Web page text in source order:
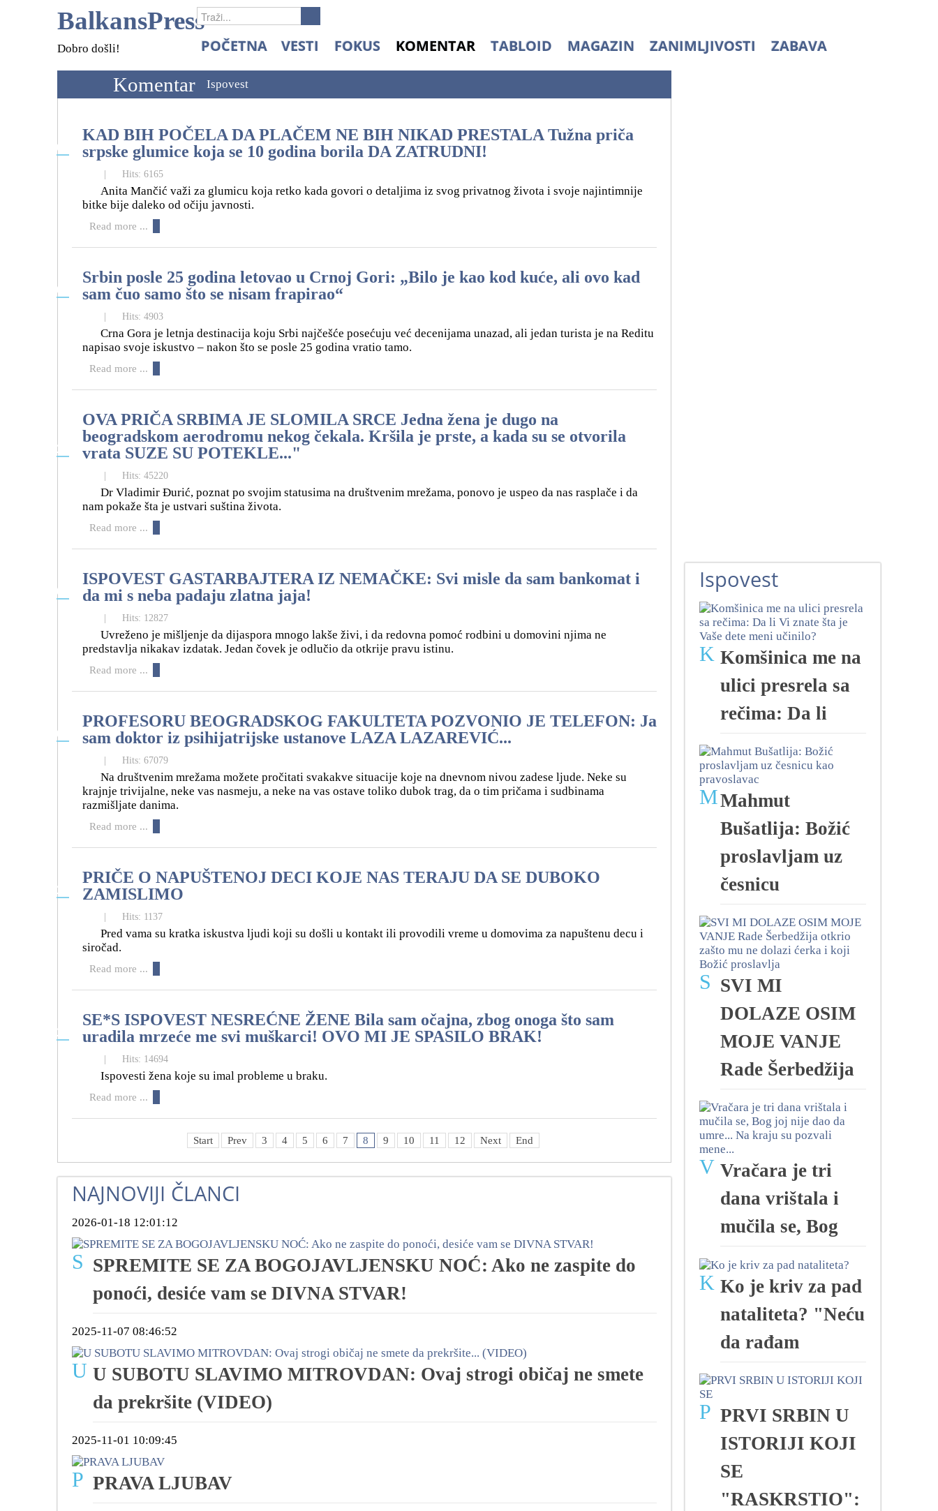
BalkansPress
Dobro došli! POČETNA VESTI FOKUS KOMENTAR TABLOID MAGAZIN ZANIMLJIVOSTI ZABAVA
Komentar Ispovest
KAD BIH POČELA DA PLAČEM NE BIH NIKAD PRESTALA Tužna priča
srpske glumice koja se 10 godina borila DA ZATRUDNI!
06
|
Hits: 6165
Anita Mančić važi za glumicu koja retko kada govori o detaljima iz svog privatnog života i svoje najintimnije
bitke bije daleko od očiju javnosti.
Read more ...
Srbin posle 25 godina letovao u Crnoj Gori: „Bilo je kao kod kuće, ali ovo kad
sam čuo samo što se nisam frapirao“
04
|
Hits: 4903
Crna Gora je letnja destinacija koju Srbi najčešće posećuju već decenijama unazad, ali jedan turista je na Reditu
napisao svoje iskustvo – nakon što se posle 25 godina vratio tamo.
Read more ...
OVA PRIČA SRBIMA JE SLOMILA SRCE Jedna žena je dugo na
beogradskom aerodromu nekog čekala. Kršila je prste, a kada su se otvorila
vrata SUZE SU POTEKLE..."
22
|
Hits: 45220
Dr Vladimir Đurić, poznat po svojim statusima na društvenim mrežama, ponovo je uspeo da nas rasplače i da
nam pokaže šta je ustvari suština života.
Read more ...
ISPOVEST GASTARBAJTERA IZ NEMAČKE: Svi misle da sam bankomat i
da mi s neba padaju zlatna jaja!
06
|
Hits: 12827
Uvreženo je mišljenje da dijaspora mnogo lakše živi, i da redovna pomoć rodbini u domovini njima ne
predstavlja nikakav izdatak. Jedan čovek je odlučio da otkrije pravu istinu.
Read more ...
PROFESORU BEOGRADSKOG FAKULTETA POZVONIO JE TELEFON: Ja
sam doktor iz psihijatrijske ustanove LAZA LAZAREVIĆ...
05
|
Hits: 67079
Na društvenim mrežama možete pročitati svakakve situacije koje na dnevnom nivou zadese ljude. Neke su
krajnje trivijalne, neke vas nasmeju, a neke na vas ostave toliko dubok trag, da o tim pričama i sudbinama
razmišljate danima.
Read more ...
PRIČE O NAPUŠTENOJ DECI KOJE NAS TERAJU DA SE DUBOKO
ZAMISLIMO
29
|
Hits: 1137
Pred vama su kratka iskustva ljudi koji su došli u kontakt ili provodili vreme u domovima za napuštenu decu i
siročad.
Read more ...
SE*S ISPOVEST NESREĆNE ŽENE Bila sam očajna, zbog onoga što sam
uradila mrzeće me svi muškarci! OVO MI JE SPASILO BRAK!
28
|
Hits: 14694
Ispovesti žena koje su imal probleme u braku.
Read more ...
Start Prev 3 4 5 6 7 8 9 10 11 12 Next End
NAJNOVIJI ČLANCI
2026-01-18 12:01:12
S SPREMITE SE ZA BOGOJAVLJENSKU NOĆ: Ako ne zaspite do
ponoći, desiće vam se DIVNA STVAR!
2025-11-07 08:46:52
U U SUBOTU SLAVIMO MITROVDAN: Ovaj strogi običaj ne smete
da prekršite (VIDEO)
2025-11-01 10:09:45
P PRAVA LJUBAV
Ispovest
K Komšinica me na
ulici presrela sa
rečima: Da li
MMahmut
Bušatlija: Božić
proslavljam uz
česnicu
S SVI MI
DOLAZE OSIM
MOJE VANJE
Rade Šerbedžija
V Vračara je tri
dana vrištala i
mučila se, Bog
K Ko je kriv za pad
nataliteta? "Neću
da rađam
P PRVI SRBIN U
ISTORIJI KOJI
SE
"RASKRSTIO":